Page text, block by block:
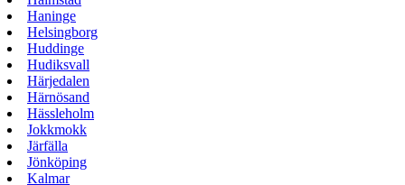
Haninge
Helsingborg
Huddinge
Hudiksvall
Härjedalen
Härnösand
Hässleholm
Jokkmokk
Järfälla
Jönköping
Kalmar